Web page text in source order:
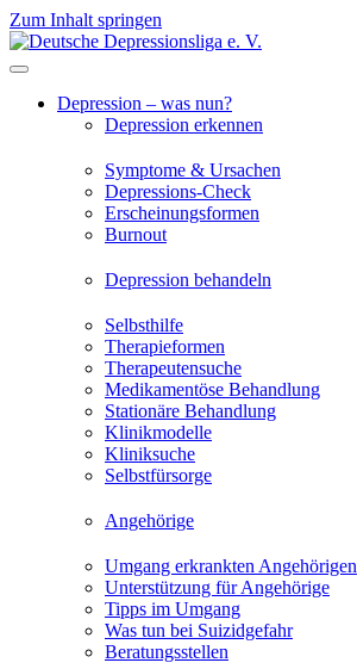
Zum Inhalt springen
Depression – was nun?
Depression erkennen
Symptome & Ursachen
Depressions-Check
Erscheinungsformen
Burnout
Depression behandeln
Selbsthilfe
Therapieformen
Therapeutensuche
Medikamentöse Behandlung
Stationäre Behandlung
Klinikmodelle
Kliniksuche
Selbstfürsorge
Angehörige
Umgang erkrankten Angehörigen
Unterstützung für Angehörige
Tipps im Umgang
Was tun bei Suizidgefahr
Beratungsstellen